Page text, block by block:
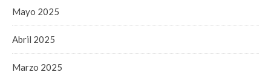
Mayo 2025
Abril 2025
Marzo 2025